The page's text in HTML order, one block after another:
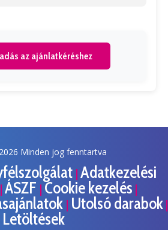
az ajánlatkéréshez
2026 Minden jog fenntartva
| Adatkezelési
| ÁSZF | Cookie kezelés |
| Utolsó darabok|
Letöltések